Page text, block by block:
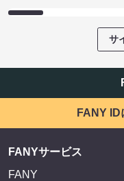
サ
FANY
FANYサービス
FANY